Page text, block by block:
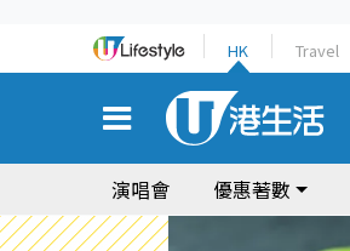
HK Travel
演唱會 優惠著數